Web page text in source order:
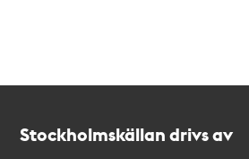
Stockholmskällan drivs av